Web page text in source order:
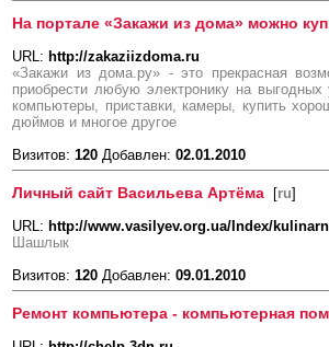
На портале «Закажи из дома» можно
URL: http://zakaziizdoma.ru
«Закажи из дома.ру» - это прекрасная
приобрести любую электронику на
компьютеры, приставки, камеры, купить
дюймов и многое другое
Визитов: 120 Добавлен: 02.01.2010
Личный сайт Васильева Артёма [ru]
URL: http://www.vasilyev.org.ua/Index/
Шашлык
Визитов: 120 Добавлен: 09.01.2010
Ремонт компьютера - компьютерная